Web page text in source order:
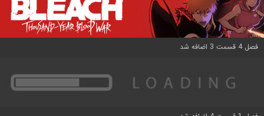
فصل 4 قسمت 3 اضافه شد